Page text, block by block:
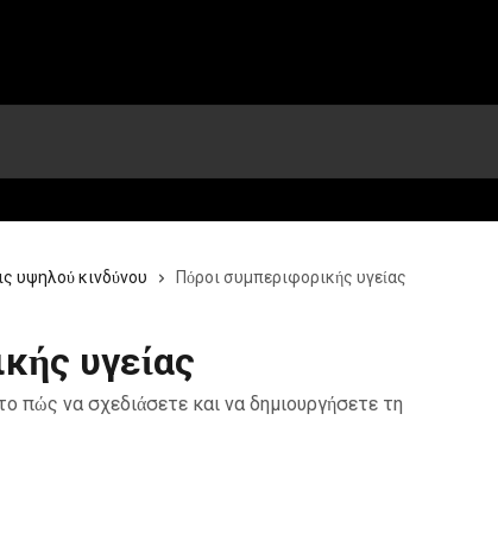
υψηλού κινδύνου Πόροι συμπεριφορικής υγείας
υγείας
πώς να σχεδιάσετε και να δημιουργήσετε τη